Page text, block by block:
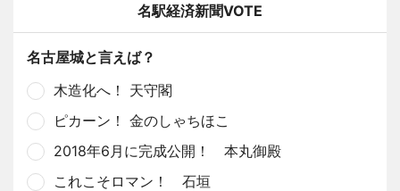
名駅経済新聞VOTE
名古屋城と言えば？
木造化へ！ 天守閣
ピカーン！ 金のしゃちほこ
2018年6月に完成公開！ 本丸御殿
これこそロマン！ 石垣